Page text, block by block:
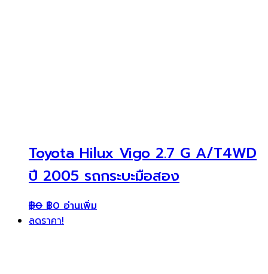
Toyota Hilux Vigo 2.7 G A/T4WD
ปี 2005 รถกระบะมือสอง
฿0 ฿0 อ่านเพิ่ม
ลดราคา!